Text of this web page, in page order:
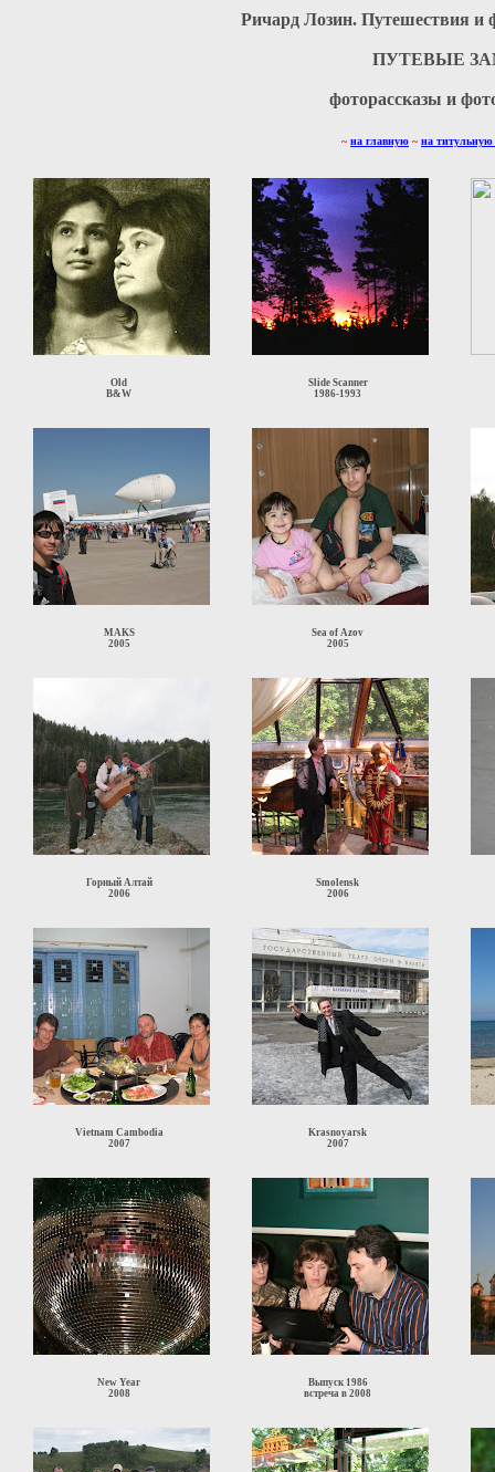
Ричард Лозин. Путешествия и
ПУТЕВЫЕ
фоторассказы и
~ на главную ~ на титульную
Old
B&W
Slide Scanner
1986-1993
MAKS
2005
Sea of Azov
2005
Горный Алтай
2006
Smolensk
2006
Vietnam Cambodia
2007
Krasnoyarsk
2007
New Year
2008
Выпуск 1986
встреча в 2008